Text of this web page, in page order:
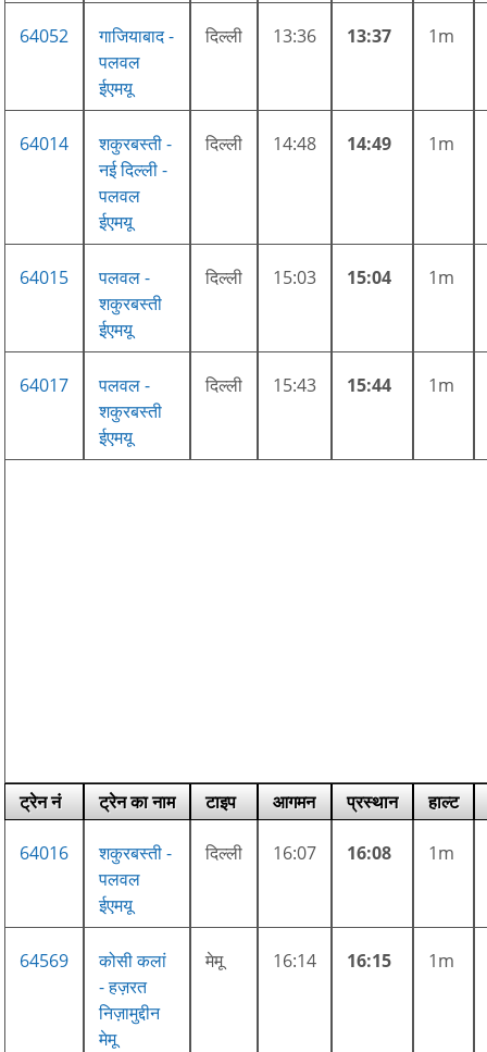
64052
गाजियाबाद -
पलवल
ईएमयू
दिल्ली 13:36 13:37 1m
64014
शकुरबस्ती -
नई दिल्ली -
पलवल
ईएमयू
दिल्ली 14:48 14:49 1m
64015
पलवल -
शकुरबस्ती
ईएमयू
दिल्ली 15:03 15:04 1m
64017
पलवल -
शकुरबस्ती
ईएमयू
दिल्ली 15:43 15:44 1m
ट्रेन नं ट्रेन का नाम टाइप आगमन प्रस्थान हाल्ट
64016
शकुरबस्ती -
पलवल
ईएमयू
दिल्ली 16:07 16:08 1m
64569
कोसी कलां
- हज़रत
निज़ामुद्दीन
मेमू
मेमू 16:14 16:15 1m